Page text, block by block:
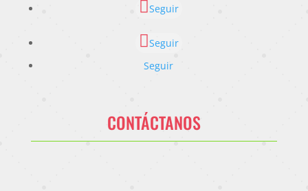
Seguir
Seguir
Seguir
CONTÁCTANOS